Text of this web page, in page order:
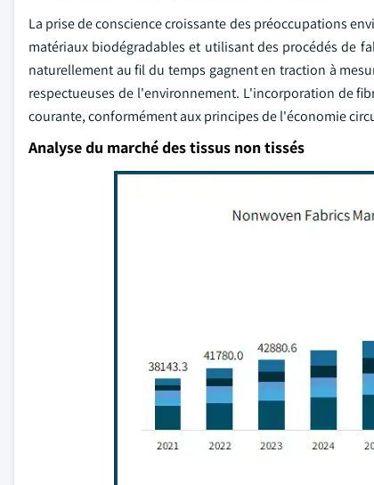
La prise de conscience croissante des préoccupations
matériaux biodégradables et utilisant des procédés de
naturellement au fil du temps gagnent en traction à
respectueuses de l'environnement. L'incorporation de
courante, conformément aux principes de l'économie
Analyse du marché des tissus non tissés